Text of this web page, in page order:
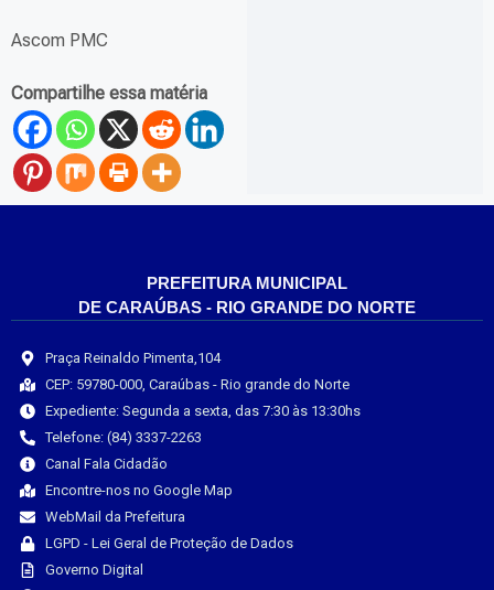
Ascom PMC
Compartilhe essa matéria
PREFEITURA MUNICIPAL
DE CARAÚBAS - RIO GRANDE DO NORTE
Praça Reinaldo Pimenta,104
CEP: 59780-000, Caraúbas - Rio grande do Norte
Expediente: Segunda a sexta, das 7:30 às 13:30hs
Telefone: (84) 3337-2263
Canal Fala Cidadão
Encontre-nos no Google Map
WebMail da Prefeitura
LGPD - Lei Geral de Proteção de Dados
Governo Digital